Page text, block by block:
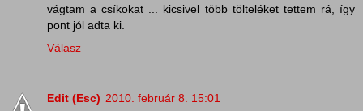
vágtam a csíkokat ... kicsivel több tölteléket tettem rá, így
pont jól adta ki.
Válasz
Edit (Esc) 2010. február 8. 15:01